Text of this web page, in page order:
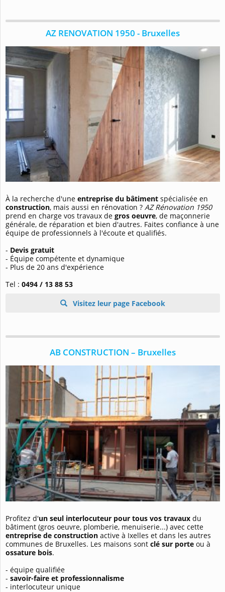
AZ RENOVATION 1950 - Bruxelles
À la recherche d'une entreprise du bâtiment spécialisée en
construction, mais aussi en rénovation ? AZ Rénovation 1950
prend en charge vos travaux de gros oeuvre, de maçonnerie
générale, de réparation et bien d'autres. Faites confiance à une
équipe de professionnels à l'écoute et qualifiés.
- Devis gratuit
- Équipe compétente et dynamique
- Plus de 20 ans d'expérience
Tel : 0494 / 13 88 53
Visitez leur page Facebook
AB CONSTRUCTION – Bruxelles
Profitez d'un seul interlocuteur pour tous vos travaux du
bâtiment (gros oeuvre, plomberie, menuiserie...) avec cette
entreprise de construction active à Ixelles et dans les autres
communes de Bruxelles. Les maisons sont clé sur porte ou à
ossature bois.
- équipe qualifiée
- savoir-faire et professionnalisme
- interlocuteur unique